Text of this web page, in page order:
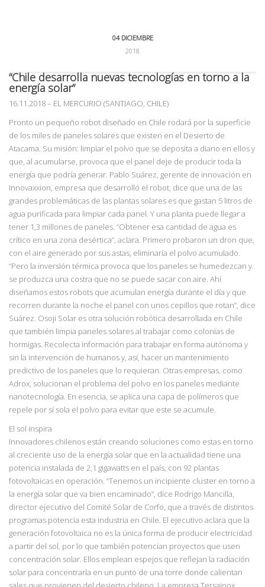
04 DICIEMBRE
2018
“Chile desarrolla nuevas tecnologías en torno a la
energía solar”
16.11.2018– EL MERCURIO (SANTIAGO, CHILE)
Pronto un pequeño robot diseñado en Chile rodará por la superficie
de los miles de paneles solares que existen en el Desierto de
Atacama. Su misión: limpiar el polvo que se deposita a diario en ellos y
que, al acumularse, provoca que el panel deje de producir toda la
energía que podría generar. Pablo Suárez, gerente de innovación en
Innovaxxion, empresa que desarrolló el robot, dice que una de las
grandes problemáticas de las plantas solares es que gastan 5 litros de
agua purificada para limpiar cada panel. Y una planta puede llegar a
tener 1,3 millones de paneles. “Obtener esa cantidad de agua es
crítico en una zona desértica”, aclara. Primero probaron un dron que,
con el aire generado por sus astas, eliminaría el polvo acumulado.
“Pero la inversión térmica provoca que los paneles se humedezcan y
se produzca una costra que no se puede sacar con aire. Ahí
diseñamos estos robots que acumulan energía durante el día y que
recorren durante la noche el panel con unos cepillos que rotan”, dice
Suárez. Osoji Solar es otra solución robótica desarrollada en Chile
que también limpia paneles solares al trabajar como colonias de
hormigas. Recolecta información para trabajar en forma autónoma y
sin la intervención de humanos y, así, hacer un mantenimiento
predictivo de los paneles que lo requieran. Otras empresas, como
Adrox, solucionan el problema del polvo en los paneles mediante
nanotecnología. En esencia, se aplica una capa de polímeros que
repele por sí sola el polvo para evitar que este se acumule.
El sol inspira
Innovadores chilenos están creando soluciones como estas en torno
al creciente uso de la energía solar que en la actualidad tiene una
potencia instalada de 2,1 gigawatts en el país, con 92 plantas
fotovoltaicas en operación. “Tenemos un incipiente cluster en torno a
la energía solar que va bien encaminado”, dice Rodrigo Mancilla,
director ejecutivo del Comité Solar de Corfo, que a través de distintos
programas potencia esta industria en Chile. El ejecutivo aclara que la
generación fotovoltaica no es la única forma de producir electricidad
a partir del sol, por lo que también potencian proyectos que usen
concentración solar. Ellos emplean espejos que reflejan la radiación
solar para concentrarla en un punto de una torre donde calientan